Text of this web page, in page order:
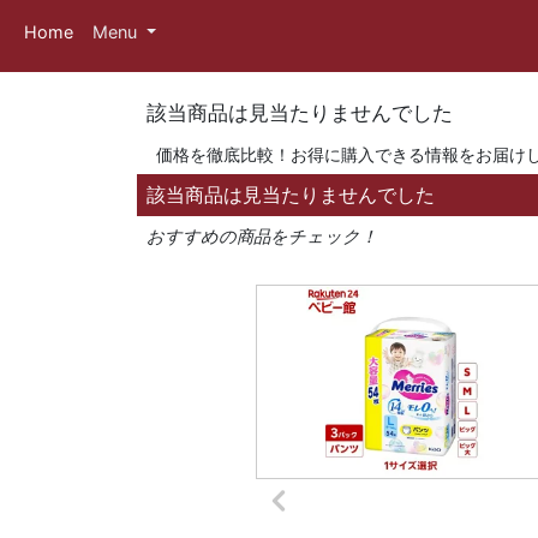
Home Menu
該当商品は見当たりませんでした
価格を徹底比較！お得に購入できる情報をお届け
該当商品は見当たりませんでした
おすすめの商品をチェック！